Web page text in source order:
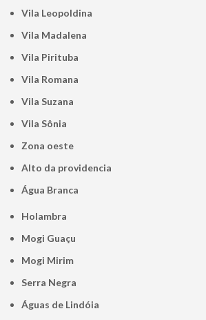
Vila Leopoldina
Vila Madalena
Vila Pirituba
Vila Romana
Vila Suzana
Vila Sônia
Zona oeste
alto da providencia
Água Branca
Holambra
Mogi Guaçu
Mogi Mirim
Serra Negra
Águas de Lindóia